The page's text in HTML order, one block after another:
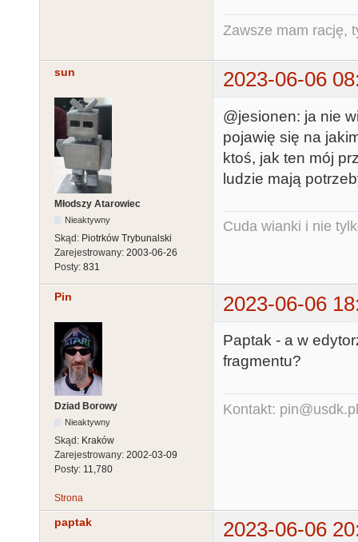
Zawsze mam rację,
sun 2023-06-06
Młodszy Atarowiec
Nieaktywny
Skąd: Piotrków Trybunalski
Zarejestrowany: 2003-06-26
Posty: 831
@jesionen: ja nie
pojawię się na
ktoś, jak ten mój
ludzie mają
Cuda wianki i nie
Pin 2023-06-06
Dziad Borowy
Nieaktywny
Skąd: Kraków
Zarejestrowany: 2002-03-09
Posty: 11,780
Paptak - a w
fragmentu?
Kontakt: pin@usdk.pl
Strona
paptak 2023-06-06